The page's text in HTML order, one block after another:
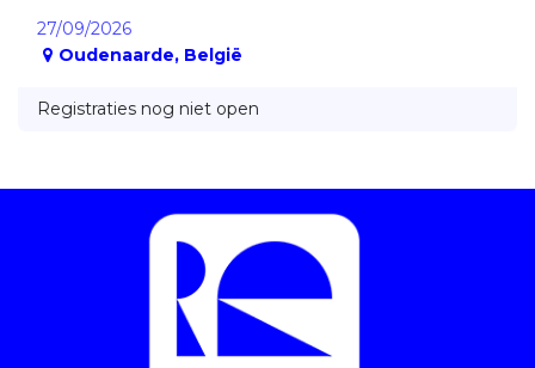
27/09/2026
Oudenaarde, België
Registraties nog niet open